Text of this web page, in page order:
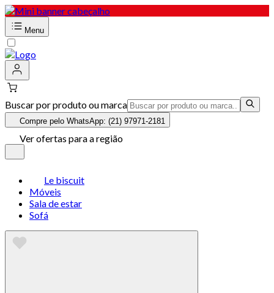
Menu
Buscar por produto ou marca
Compre pelo WhatsApp: (21) 97971-2181
Ver ofertas para a região
Le biscuit
Móveis
Sala de estar
Sofá